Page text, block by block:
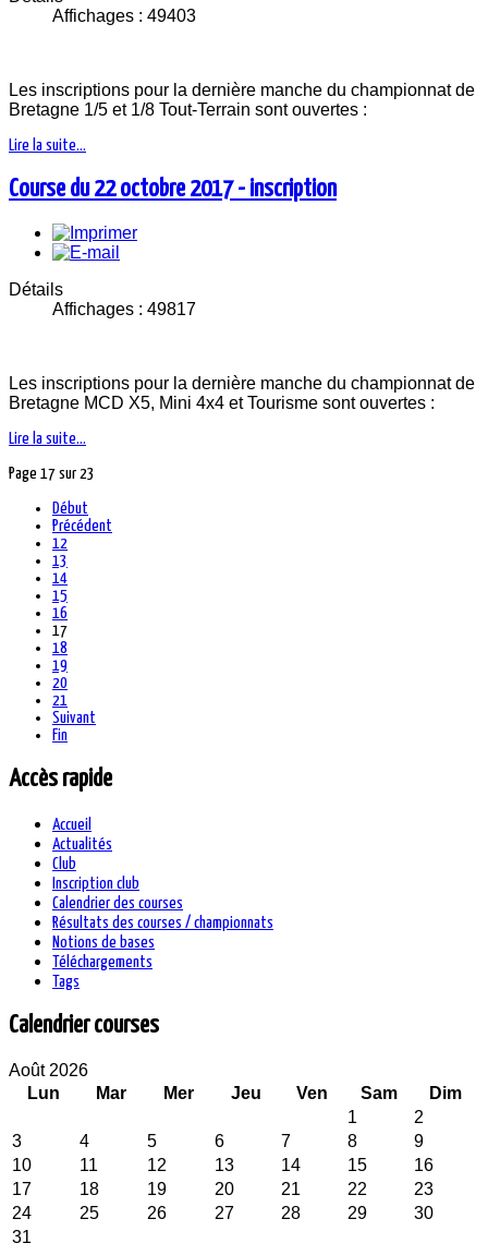
Affichages : 49403
Les inscriptions pour la dernière manche du championnat de
Bretagne 1/5 et 1/8 Tout-Terrain sont ouvertes :
Lire la suite...
Course du 22 octobre 2017 - inscription
Détails
Affichages : 49817
Les inscriptions pour la dernière manche du championnat de
Bretagne MCD X5, Mini 4x4 et Tourisme sont ouvertes :
Lire la suite...
Page 17 sur 23
Début
Précédent
12
13
14
15
16
17
18
19
20
21
Suivant
Fin
Accès rapide
Accueil
Actualités
Club
Inscription club
Calendrier des courses
Résultats des courses / championnats
Notions de bases
Téléchargements
Tags
Calendrier courses
Août 2026
Lun
Mar Mer Jeu Ven Sam
Dim
1
2
3
4 5 6 7 8
9
10
11 12 13 14 15
16
17
18 19 20 21 22
23
24
25 26 27 28 29
30
31